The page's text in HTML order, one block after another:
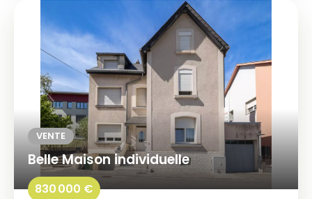
VENTE
Belle Maison individuelle
830 000 €